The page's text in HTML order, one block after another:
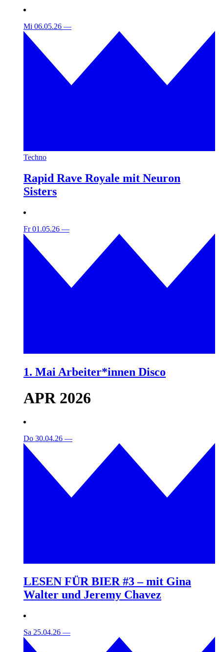
Mi 06.05.26 —
Techno
Rapid Rave Royale mit Neuron
Sisters
Fr 01.05.26 —
1. Mai Arbeiter*innen Disco
APR 2026
Do 30.04.26 —
LESEN FÜR BIER #3 – mit Gina
Walter und Jeremy Chavez
Sa 25.04.26 —